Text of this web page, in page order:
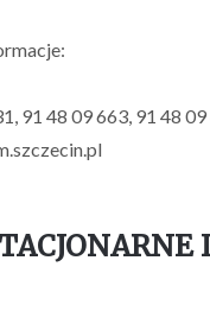
91 48 09 663, 91 48